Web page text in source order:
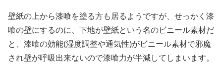
壁紙の上から漆喰を塗る方も居るようですが、せっかく漆
喰の壁にするのに、下地が壁紙という名のビニール素材だ
と、漆喰の効能(湿度調整や通気性)がビニール素材で邪魔
され壁が呼吸出来ないので漆喰力が半減してしまいます。